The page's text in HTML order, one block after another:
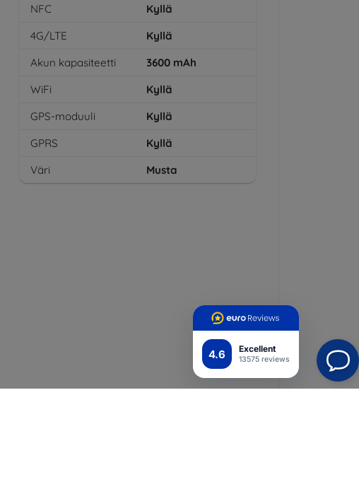
4.6 Excellent
13575 reviews
NFC
Kyllä
4G/LTE
Kyllä
Akun kapasiteetti
3600 mAh
WiFi
Kyllä
GPS-moduuli
Kyllä
GPRS
Kyllä
Väri
Musta